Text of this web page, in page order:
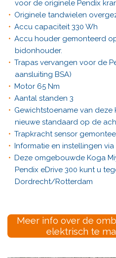
voor de originele Pendix
Originele tandwielen
Accu capaciteit 330 Wh
Accu houder gemonteerd
bidonhouder.
Trapas vervangen voor de
aansluiting BSA)
Motor 65 Nm
Aantal standen 3
Gewichtstoename van deze
nieuwe standaard op de
Trapkracht sensor
Informatie en instellingen
Deze omgebouwde Koga
Pendix eDrive 300 kunt u
Dordrecht/Rotterdam
Meer info over de
elektrisch te